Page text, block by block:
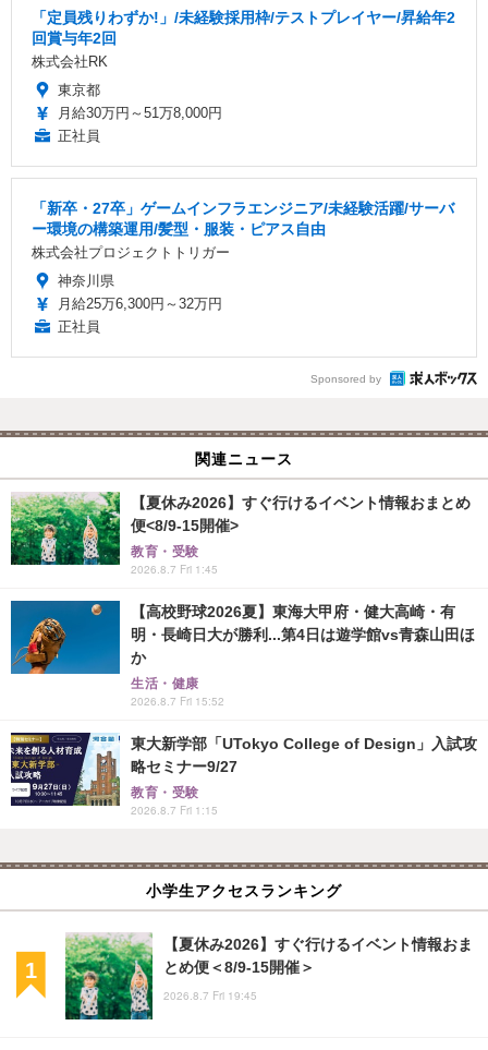
「定員残りわずか!」/未経験採用枠/テストプレイヤー/昇給年2
回賞与年2回
株式会社RK
東京都
月給30万円～51万8,000円
正社員
「新卒・27卒」ゲームインフラエンジニア/未経験活躍/サーバ
ー環境の構築運用/髪型・服装・ピアス自由
株式会社プロジェクトトリガー
神奈川県
月給25万6,300円～32万円
正社員
Sponsored by
関連ニュース
【夏休み2026】すぐ行けるイベント情報おまとめ
便<8/9-15開催>
教育・受験
2026.8.7 Fri 1:45
【高校野球2026夏】東海大甲府・健大高崎・有
明・長崎日大が勝利...第4日は遊学館vs青森山田ほ
か
生活・健康
2026.8.7 Fri 15:52
東大新学部「UTokyo College of Design」入試攻
略セミナー9/27
教育・受験
2026.8.7 Fri 1:15
小学生アクセスランキング
【夏休み2026】すぐ行けるイベント情報おま
とめ便＜8/9-15開催＞
2026.8.7 Fri 19:45